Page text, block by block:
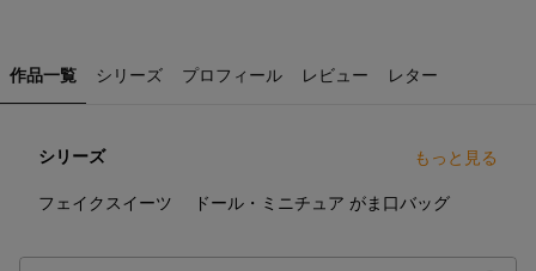
作品一覧 シリーズ プロフィール レビュー レター
シリーズ もっと見る
フェイクスイーツ ドール・ミニチュア がま口バッグ